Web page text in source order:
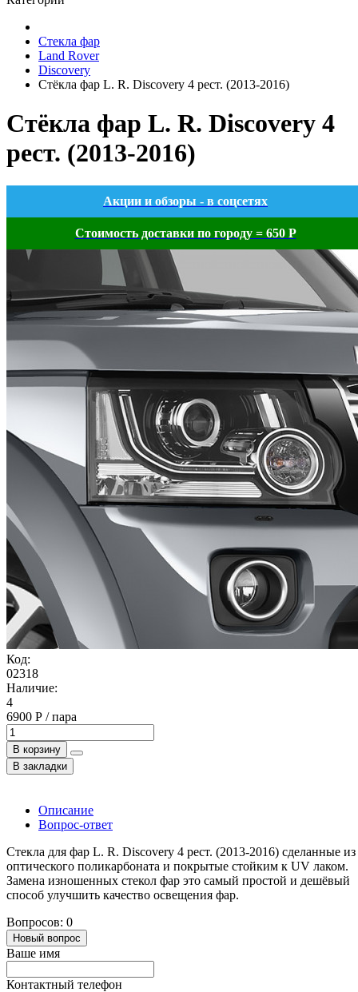
Стекла фар
Land Rover
Discovery
Стёкла фар L. R. Discovery 4 рест. (2013-2016)
Стёкла фар L. R. Discovery 4
рест. (2013-2016)
Акции и обзоры - в соцсетях
Стоимость доставки по городу = 650 Р
Код:
02318
Наличие:
4
6900 Р / пара
В корзину
В закладки
Описание
Вопрос-ответ
Стекла для фар L. R. Discovery 4 рест. (2013-2016) сделанные из
оптического поликарбоната и покрытые стойким к UV лаком.
Замена изношенных стекол фар это самый простой и дешёвый
способ улучшить качество освещения фар.
Вопросов: 0
Новый вопрос
Ваше имя
Контактный телефон